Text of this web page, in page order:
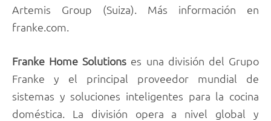
Artemis Group (Suiza). Más información en
franke.com.
Franke Home Solutions es una división del Grupo
Franke y el principal proveedor mundial de
sistemas y soluciones inteligentes para la cocina
doméstica. La división opera a nivel global y